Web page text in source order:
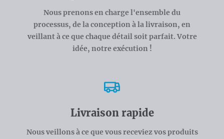
Nous prenons en charge l'ensemble du
processus, de la conception à la livraison, en
veillant à ce que chaque détail soit parfait. Votre
idée, notre exécution !
Livraison rapide
Nous veillons à ce que vous receviez vos produits